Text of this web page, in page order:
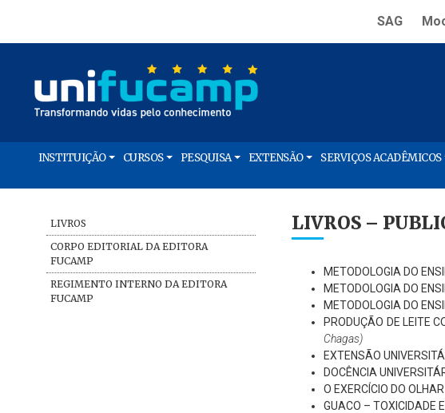
SAG
INSTITUIÇÃO CURSOS PESQUISA EXTENSÃO SERVIÇOS ACADÊMICOS
LIVROS
CORPO EDITORIAL DA EDITORA
FUCAMP
REGIMENTO INTERNO DA EDITORA
FUCAMP
LIVROS –
METODOLOGIA DO
METODOLOGIA DO
METODOLOGIA DO
PRODUÇÃO DE LEITE
Chagas)
EXTENSÃO
DOCÊNCIA
O EXERCÍCIO DO
GUACO – TOXICIDADE